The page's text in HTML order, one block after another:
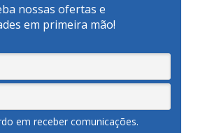
nossas ofertas e
em primeira mão!
em receber comunicações.